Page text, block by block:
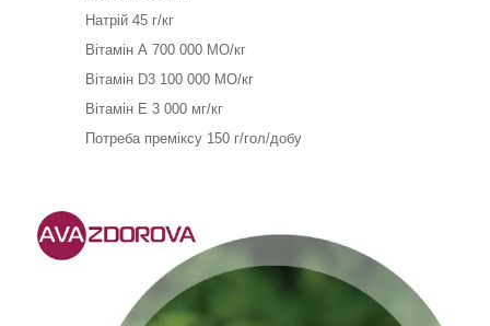
Натрій 45 г/кг
Вітамін А 700 000 МО/кг
Вітамін D3 100 000 МО/кг
Вітамін Е 3 000 мг/кг
Потреба преміксу 150 г/гол/добу